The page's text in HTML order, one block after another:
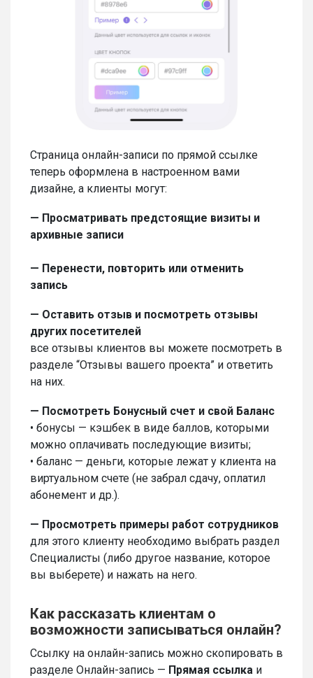
Cтраница онлайн-записи по прямой ссылке
теперь оформлена в настроенном вами
дизайне, а клиенты могут:
— Просматривать предстоящие визиты и
архивные записи
— Перенести, повторить или отменить
запись
— Оставить отзыв и посмотреть отзывы
других посетителей
все отзывы клиентов вы можете посмотреть в
разделе “Отзывы вашего проекта” и ответить
на них.
— Посмотреть Бонусный счет и свой Баланс
•‎ бонусы — кэшбек в виде баллов, которыми
можно оплачивать последующие визиты;
•‎ баланс — деньги, которые лежат у клиента на
виртуальном счете (не забрал сдачу, оплатил
абонемент и др.).
— Просмотреть примеры работ сотрудников
для этого клиенту необходимо выбрать раздел
Специалисты (либо другое название, которое
вы выберете) и нажать на него.
Как рассказать клиентам о
возможности записываться онлайн?
Ссылку на онлайн-запись можно скопировать в
разделе Онлайн-запись — Прямая ссылка и